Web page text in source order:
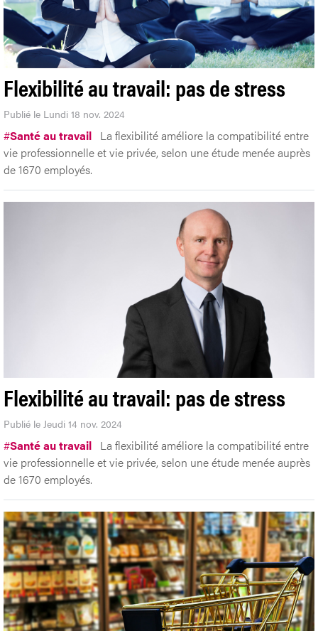
Flexibilité au travail: pas de stress
Publié le Lundi 18 nov. 2024
#Santé au travail La flexibilité améliore la compatibilité entre
vie professionnelle et vie privée, selon une étude menée auprès
de 1670 employés.
Flexibilité au travail: pas de stress
Publié le Jeudi 14 nov. 2024
#Santé au travail La flexibilité améliore la compatibilité entre
vie professionnelle et vie privée, selon une étude menée auprès
de 1670 employés.